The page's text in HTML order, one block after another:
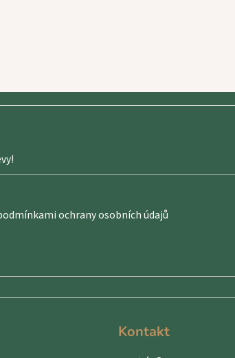
ochrany osobních údajů
Kontakt